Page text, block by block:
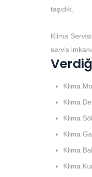
taşıdık.
Klima
servis
Klima
Klima
Klima
Klima
Klima
Klima